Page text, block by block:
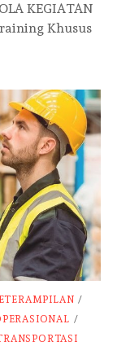
KEGIATAN
Khusus
/
/